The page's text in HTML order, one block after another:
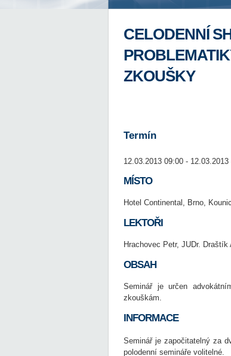
CELODENNÍ
ZKOUŠKY
Termín
12.03.2013 09:00 - 12.03.2013
MÍSTO
Hotel Continental, Brno,
LEKTOŘI
Hrachovec Petr, JUDr. Draštík
OBSAH
Seminář je určen
zkouškám.
INFORMACE
Seminář je započitatelný za
polodenní semináře volitelné.